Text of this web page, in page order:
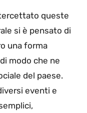
queste
si è pensato di
una forma
modo che ne
del paese.
eventi e